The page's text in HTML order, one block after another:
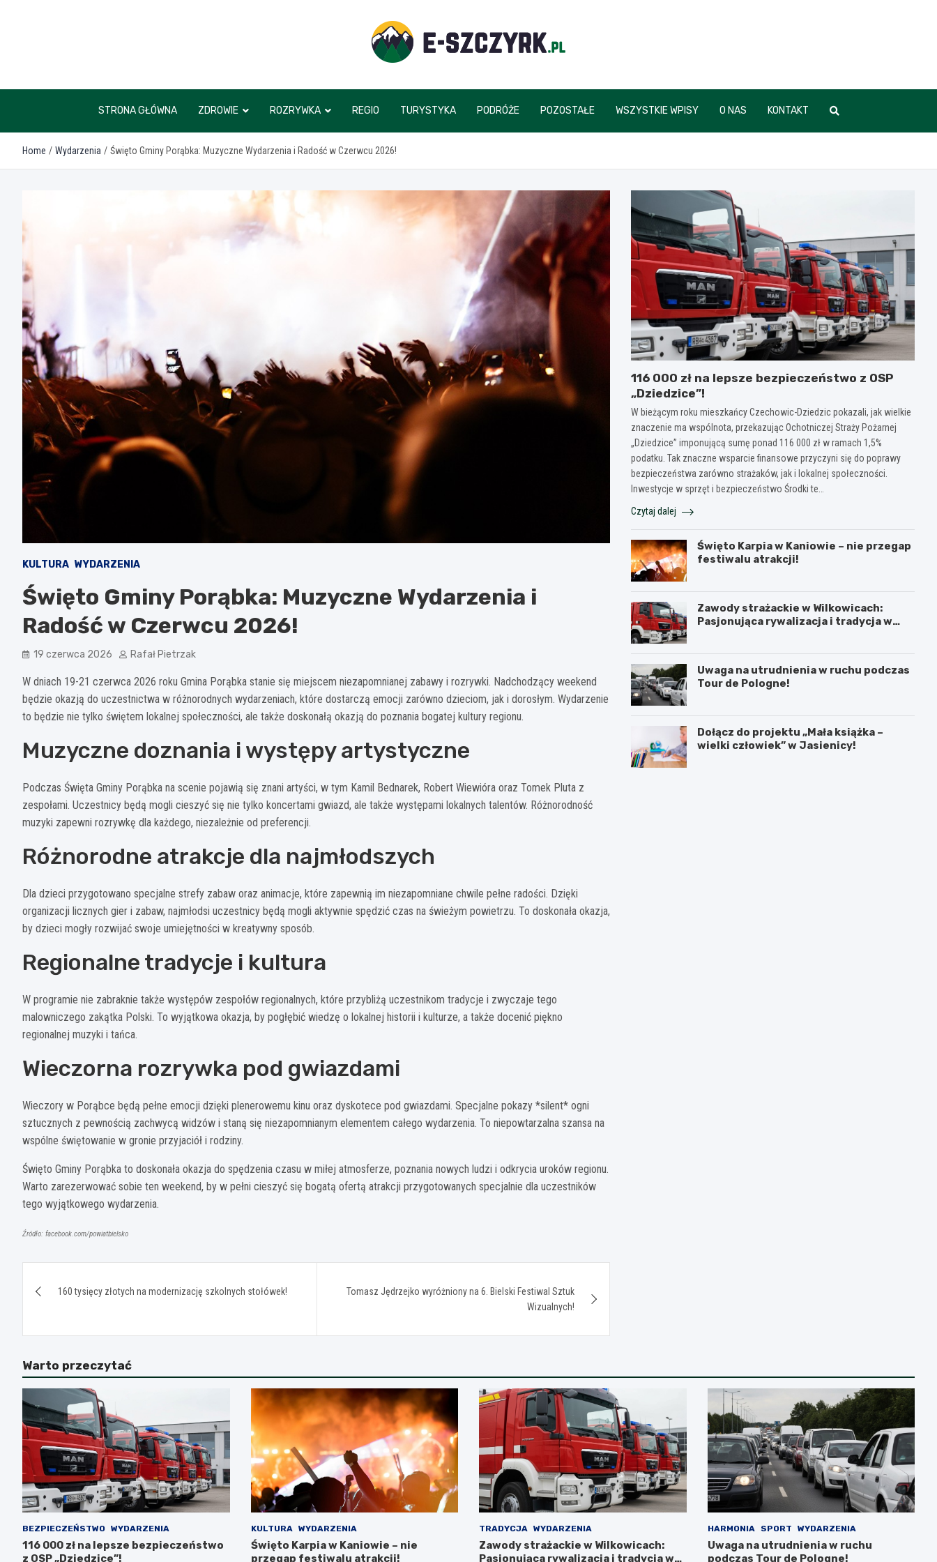
e-szczyrk.pl
STRONA GŁÓWNA ZDROWIE ROZRYWKA REGIO TURYSTYKA PODRÓŻE POZOSTAŁE WSZYSTKIE WPISY O NAS KONTAKT
Home Wydarzenia Święto Gminy Porąbka: Muzyczne Wydarzenia i Radość w Czerwcu 2026!
KULTURA WYDARZENIA
Święto Gminy Porąbka: Muzyczne Wydarzenia i
Radość w Czerwcu 2026!
19 czerwca 2026 Rafał Pietrzak
W dniach 19-21 czerwca 2026 roku Gmina Porąbka stanie się miejscem niezapomnianej zabawy i rozrywki. Nadchodzący weekend
będzie okazją do uczestnictwa w różnorodnych wydarzeniach, które dostarczą emocji zarówno dzieciom, jak i dorosłym. Wydarzenie
to będzie nie tylko świętem lokalnej społeczności, ale także doskonałą okazją do poznania bogatej kultury regionu.
Muzyczne doznania i występy artystyczne
Podczas Święta Gminy Porąbka na scenie pojawią się znani artyści, w tym Kamil Bednarek, Robert Wiewióra oraz Tomek Pluta z
zespołami. Uczestnicy będą mogli cieszyć się nie tylko koncertami gwiazd, ale także występami lokalnych talentów. Różnorodność
muzyki zapewni rozrywkę dla każdego, niezależnie od preferencji.
Różnorodne atrakcje dla najmłodszych
Dla dzieci przygotowano specjalne strefy zabaw oraz animacje, które zapewnią im niezapomniane chwile pełne radości. Dzięki
organizacji licznych gier i zabaw, najmłodsi uczestnicy będą mogli aktywnie spędzić czas na świeżym powietrzu. To doskonała okazja,
by dzieci mogły rozwijać swoje umiejętności w kreatywny sposób.
Regionalne tradycje i kultura
W programie nie zabraknie także występów zespołów regionalnych, które przybliżą uczestnikom tradycje i zwyczaje tego
malowniczego zakątka Polski. To wyjątkowa okazja, by pogłębić wiedzę o lokalnej historii i kulturze, a także docenić piękno
regionalnej muzyki i tańca.
Wieczorna rozrywka pod gwiazdami
Wieczory w Porąbce będą pełne emocji dzięki plenerowemu kinu oraz dyskotece pod gwiazdami. Specjalne pokazy *silent* ogni
sztucznych z pewnością zachwycą widzów i staną się niezapomnianym elementem całego wydarzenia. To niepowtarzalna szansa na
wspólne świętowanie w gronie przyjaciół i rodziny.
Święto Gminy Porąbka to doskonała okazja do spędzenia czasu w miłej atmosferze, poznania nowych ludzi i odkrycia uroków regionu.
Warto zarezerwować sobie ten weekend, by w pełni cieszyć się bogatą ofertą atrakcji przygotowanych specjalnie dla uczestników
tego wyjątkowego wydarzenia.
Źródło: facebook.com/powiatbielsko
wpisu
160 tysięcy złotych na modernizację szkolnych stołówek!
Tomasz Jędrzejko wyróżniony na 6. Bielski Festiwal Sztuk
Wizualnych!
116 000 zł na lepsze bezpieczeństwo z OSP
„Dziedzice”!
W bieżącym roku mieszkańcy Czechowic-Dziedzic pokazali, jak wielkie
znaczenie ma wspólnota, przekazując Ochotniczej Straży Pożarnej
„Dziedzice” imponującą sumę ponad 116 000 zł w ramach 1,5%
podatku. Tak znaczne wsparcie finansowe przyczyni się do poprawy
bezpieczeństwa zarówno strażaków, jak i lokalnej społeczności.
Inwestycje w sprzęt i bezpieczeństwo Środki te…
Czytaj dalej
Święto Karpia w Kaniowie – nie przegap
festiwalu atrakcji!
Zawody strażackie w Wilkowicach:
Pasjonująca rywalizacja i tradycja w
Uwaga na utrudnienia w ruchu podczas
Tour de Pologne!
Dołącz do projektu „Mała książka –
wielki człowiek” w Jasienicy!
Warto przeczytać
BEZPIECZEŃSTWO WYDARZENIA
116 000 zł na lepsze bezpieczeństwo
z OSP „Dziedzice”!
KULTURA WYDARZENIA
Święto Karpia w Kaniowie – nie
przegap festiwalu atrakcji!
TRADYCJA WYDARZENIA
Zawody strażackie w Wilkowicach:
Pasjonująca rywalizacja i tradycja w
HARMONIA SPORT WYDARZENIA
Uwaga na utrudnienia w ruchu
podczas Tour de Pologne!